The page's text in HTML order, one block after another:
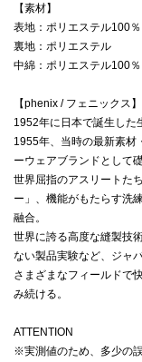
【素材】
表地：ポリエステル100％
裏地：ポリエステル
中綿：ポリエステル100％
【phenix / フェニックス】
1952年に日本で誕生した
1955年、当時の最新素材
ーウェアブランドとして礎
世界屈指のアスリートた
ー」、機能がもたらす洗
融合。
世界に誇る高度な縫製技
ない製品実験など、ジャ
さまざまなフィールドで
み続ける。
ATTENTION
※実測値のため、多少の